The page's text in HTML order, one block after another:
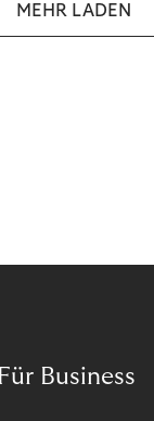
MEHR LADEN
Für Business